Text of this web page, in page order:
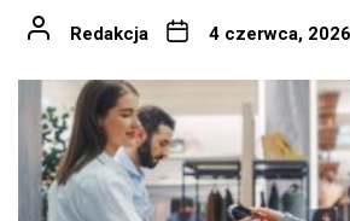
Redakcja 4 czerwca, 2026